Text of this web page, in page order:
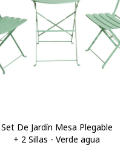
Set De Jardín Mesa Plegable
+ 2 Sillas - Verde agua